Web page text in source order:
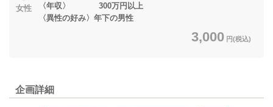
女性
〈年収〉 300万円以上
〈異性の好み〉年下の男性
3,000 円(税込)
企画詳細